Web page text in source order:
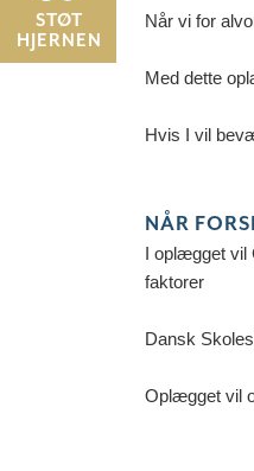
STØT
HJERNEN
Når vi for
Med dette
Hvis I vil
NÅR
I oplægget vil
faktorer
Dansk
Oplægget vil